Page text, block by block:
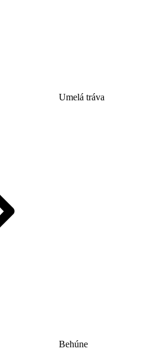
Umelá tráva
Behúne